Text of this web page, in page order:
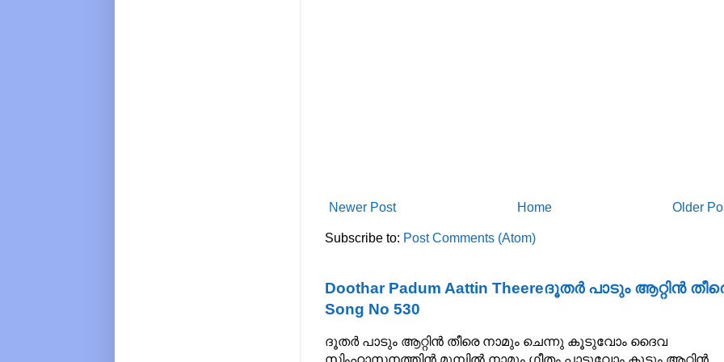
Newer Post Older
Home
Subscribe to: Post Comments (Atom)
Doothar Padum Aattin Theereദൂതർ പാടും ആറ്റിൻ
Song No 530
ദൂതർ പാടും ആറ്റിൻ തീരെ നാമും ചെന്നു കൂടുവോം ദൈവ
സിംഹാസനത്തിൻ മുമ്പിൽ നാമും ഗീതം പാടുവോം കൂടും ആറ്റിൻ